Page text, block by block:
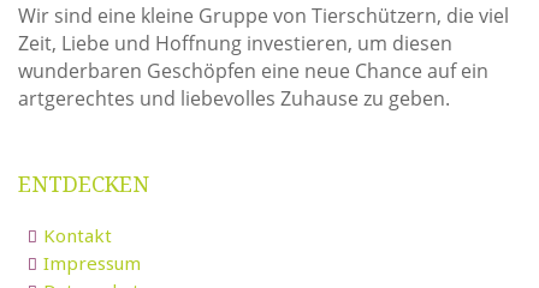
Wir sind eine kleine Gruppe von Tierschützern, die viel
Zeit, Liebe und Hoffnung investieren, um diesen
wunderbaren Geschöpfen eine neue Chance auf ein
artgerechtes und liebevolles Zuhause zu geben.
ENTDECKEN
Kontakt
Impressum